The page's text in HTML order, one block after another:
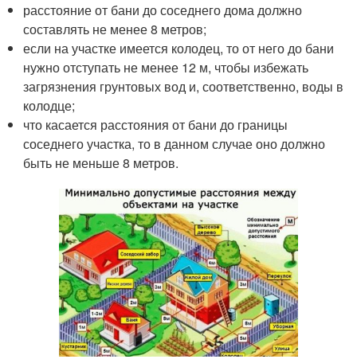
расстояние от бани до соседнего дома должно
составлять не менее 8 метров;
если на участке имеется колодец, то от него до бани
нужно отступать не менее 12 м, чтобы избежать
загрязнения грунтовых вод и, соответственно, воды в
колодце;
что касается расстояния от бани до границы
соседнего участка, то в данном случае оно должно
быть не меньше 8 метров.